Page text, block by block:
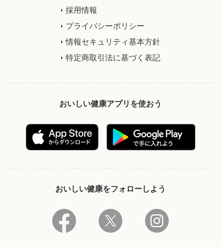
採用情報
プライバシーポリシー
情報セキュリティ基本方針
特定商取引法に基づく表記
おいしい健康アプリを使おう
おいしい健康をフォローしよう